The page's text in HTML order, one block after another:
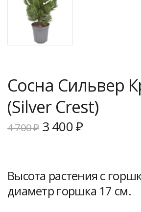
Сосна Сильвер
(Silver Crest)
4 700₽ Первоначальная
700 ₽.
3 400₽Текущая
Высота растения с
диаметр горшка 17 см.